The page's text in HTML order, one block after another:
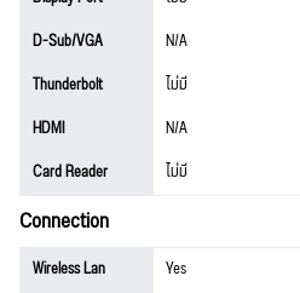
D-Sub/VGA
N/A
Thunderbolt
ไม่มี
HDMI
N/A
Card Reader
ไม่มี
Connection
Wireless Lan
Yes